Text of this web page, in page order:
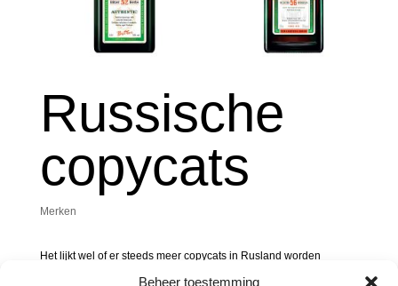
Beheer toestemming
Russische
copycats
Merken
Het lijkt wel of er steeds meer copycats in Rusland worden